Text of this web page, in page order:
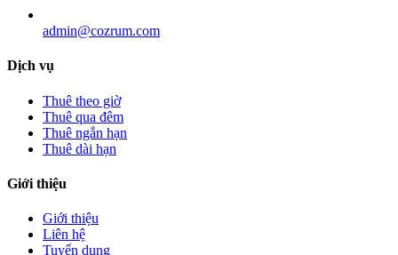
admin@cozrum.com
Dịch vụ
Thuê theo giờ
Thuê qua đêm
Thuê ngắn hạn
Thuê dài hạn
Giới thiệu
Giới thiệu
Liên hệ
Tuyển dụng